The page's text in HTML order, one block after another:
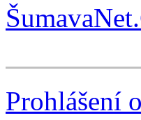
Prohlášení